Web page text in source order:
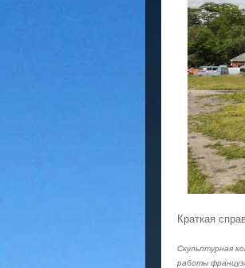
Краткая
Скульптурная
работы